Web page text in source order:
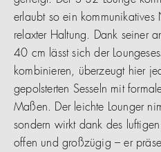
erlaubt so ein
relaxter Haltung. Dank seiner
40 cm lässt sich der
kombinieren, überzeugt hier
gepolsterten Sesseln mit
Maßen. Der leichte Lounger
sondern wirkt dank des luftigen
offen und großzügig – er